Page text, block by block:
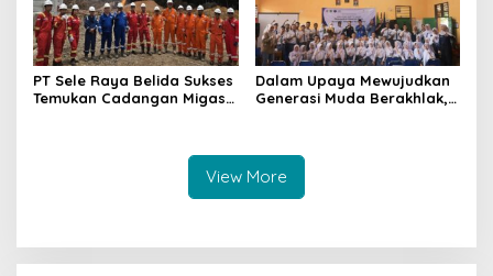
PT Sele Raya Belida Sukses
Temukan Cadangan Migas
Dalam Upaya Mewujudkan
Generasi Muda Berakhlak,
Gunung Megang
View More